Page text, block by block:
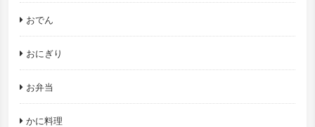
おでん
おにぎり
お弁当
かに料理